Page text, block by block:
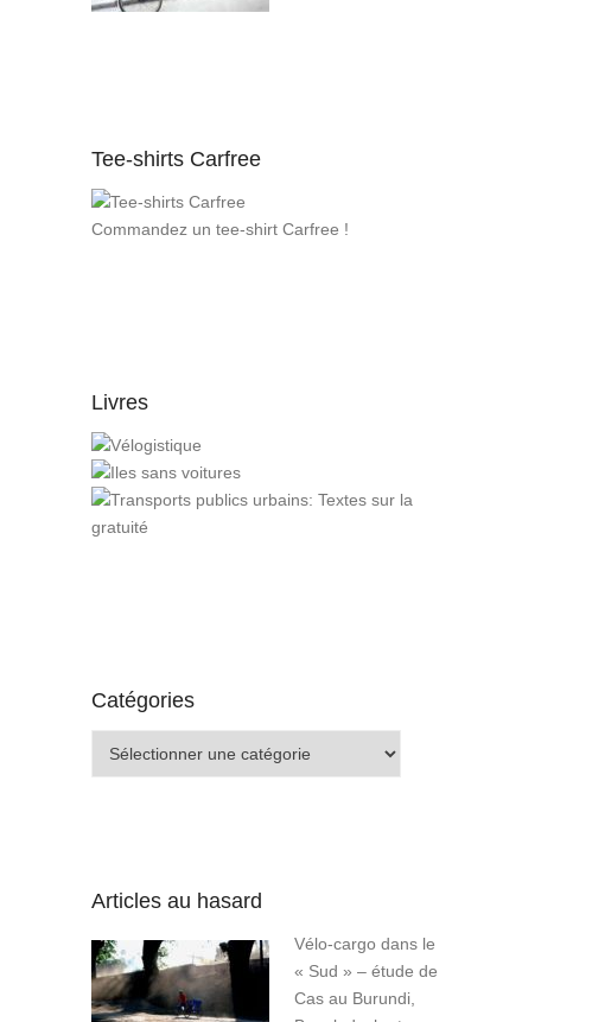
Tee-shirts Carfree
Commandez un tee-shirt Carfree !
Livres
Catégories
Articles au hasard
Vélo-cargo dans le
« Sud » – étude de
Cas au Burundi,